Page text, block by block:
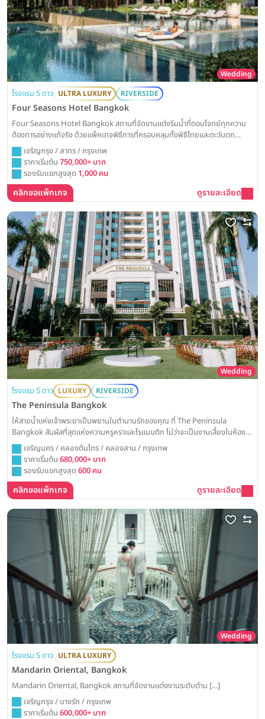
Wedding
โรงแรม 5 ดาว ULTRA LUXURY RIVERSIDE
Four Seasons Hotel Bangkok
Four Seasons Hotel Bangkok สถานที่จัดงานแต่งริมน้ำที่ตอบโจทย์ทุกความ
ต้องการอย่างแท้จริง ด้วยแพ็คเกจพิธีการที่ครอบคลุมทั้งพิธีไทยและตะวันตก
พร้อมรายละเอียดค่าใช้จ่ายขั้นต่ำสำหรับงานเลี้ยงกลางวันและเย็น Weddinglist
รวบรวมข้อมูลราคาแพ็คเกจทั้งหมดมาให้ครบ จบในที่เดียว
เจริญกรุง / สาทร / กรุงเทพ
ราคาเริ่มต้น 750,000+ บาท
รองรับแขกสูงสุด 1,000 คน
คลิกขอแพ็กเกจ ดูรายละเอียด
Wedding
โรงแรม 5 ดาว LUXURY RIVERSIDE
The Peninsula Bangkok
ให้สายน้ำแห่งเจ้าพระยาเป็นพยานในตำนานรักของคุณ ที่ The Peninsula
Bangkok สัมผัสที่สุดแห่งความหรูหราและโรแมนติก ไม่ว่าจะเป็นงานเลี้ยงในห้อง
บอลรูมที่สง่างาม หรือการเต้นรำใต้แสงดาวบนสนามหญ้าริมน้ำในฝัน
เจริญนคร / คลองต้นไทร / คลองสาน / กรุงเทพ
ราคาเริ่มต้น 680,000+ บาท
รองรับแขกสูงสุด 600 คน
คลิกขอแพ็กเกจ ดูรายละเอียด
Wedding
โรงแรม 5 ดาว ULTRA LUXURY
Mandarin Oriental, Bangkok
Mandarin Oriental, Bangkok สถานที่จัดงานแต่งงานระดับตำน […]
เจริญกรุง / บางรัก / กรุงเทพ
ราคาเริ่มต้น 600,000+ บาท